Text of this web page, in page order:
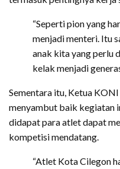
“Seperti pion yang
menjadi menteri. Itu
anak kita yang perlu
kelak menjadi
Sementara itu, Ketua
menyambut baik kegiatan
didapat para atlet dapat
kompetisi mendatang.
“Atlet Kota Cilegon